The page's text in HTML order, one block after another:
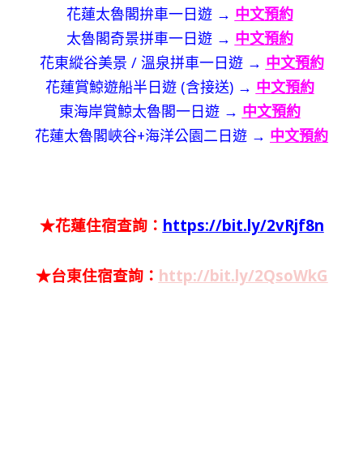
花蓮太魯閣拚車一日遊 → 中文預約
太魯閣奇景拼車一日遊 → 中文預約
花東縱谷美景 / 溫泉拼車一日遊 → 中文預約
花蓮賞鯨遊船半日遊 (含接送) → 中文預約
東海岸賞鯨太魯閣一日遊 → 中文預約
花蓮太魯閣峽谷+海洋公園二日遊 → 中文預約
★花蓮住宿查詢： https://bit.ly/2vRjf8n
★台東住宿查詢： http://bit.ly/2QsoWkG